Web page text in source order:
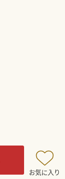
お気に入り